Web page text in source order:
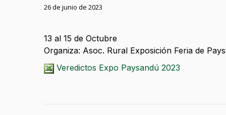
26 de junio de 2023
13 al 15 de Octubre
Organiza: Asoc. Rural Exposición Feria de
Veredictos Expo Paysandú 2023